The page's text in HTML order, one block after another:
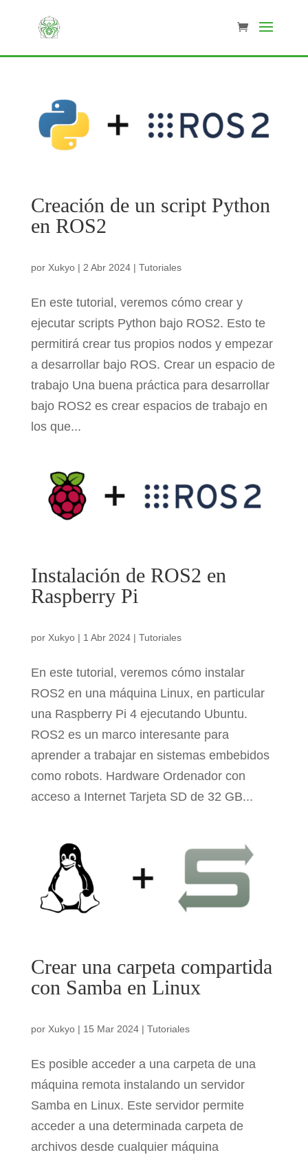
Creación de un script Python
en ROS2
por Xukyo| 2 Abr 2024| Tutoriales
En este tutorial, veremos cómo crear y
ejecutar scripts Python bajo ROS2. Esto te
permitirá crear tus propios nodos y empezar
a desarrollar bajo ROS. Crear un espacio de
trabajo Una buena práctica para desarrollar
bajo ROS2 es crear espacios de trabajo en
los que...
Instalación de ROS2 en
Raspberry Pi
por Xukyo| 1 Abr 2024| Tutoriales
En este tutorial, veremos cómo instalar
ROS2 en una máquina Linux, en particular
una Raspberry Pi 4 ejecutando Ubuntu.
ROS2 es un marco interesante para
aprender a trabajar en sistemas embebidos
como robots. Hardware Ordenador con
acceso a Internet Tarjeta SD de 32 GB...
Crear una carpeta compartida
con Samba en Linux
por Xukyo| 15 Mar 2024| Tutoriales
Es posible acceder a una carpeta de una
máquina remota instalando un servidor
Samba en Linux. Este servidor permite
acceder a una determinada carpeta de
archivos desde cualquier máquina